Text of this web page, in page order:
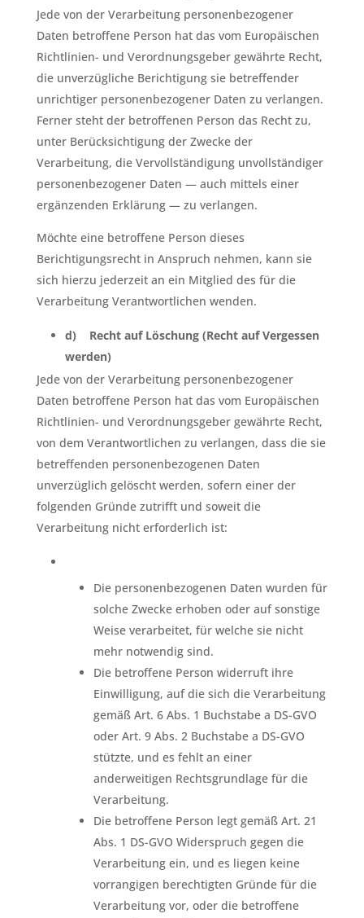
Jede von der Verarbeitung personenbezogener
Daten betroffene Person hat das vom Europäischen
Richtlinien- und Verordnungsgeber gewährte Recht,
die unverzügliche Berichtigung sie betreffender
unrichtiger personenbezogener Daten zu verlangen.
Ferner steht der betroffenen Person das Recht zu,
unter Berücksichtigung der Zwecke der
Verarbeitung, die Vervollständigung unvollständiger
personenbezogener Daten — auch mittels einer
ergänzenden Erklärung — zu verlangen.
Möchte eine betroffene Person dieses
Berichtigungsrecht in Anspruch nehmen, kann sie
sich hierzu jederzeit an ein Mitglied des für die
Verarbeitung Verantwortlichen wenden.
d) Recht auf Löschung (Recht auf Vergessen
werden)
Jede von der Verarbeitung personenbezogener
Daten betroffene Person hat das vom Europäischen
Richtlinien- und Verordnungsgeber gewährte Recht,
von dem Verantwortlichen zu verlangen, dass die sie
betreffenden personenbezogenen Daten
unverzüglich gelöscht werden, sofern einer der
folgenden Gründe zutrifft und soweit die
Verarbeitung nicht erforderlich ist:
Die personenbezogenen Daten wurden für
solche Zwecke erhoben oder auf sonstige
Weise verarbeitet, für welche sie nicht
mehr notwendig sind.
Die betroffene Person widerruft ihre
Einwilligung, auf die sich die Verarbeitung
gemäß Art. 6 Abs. 1 Buchstabe a DS-GVO
oder Art. 9 Abs. 2 Buchstabe a DS-GVO
stützte, und es fehlt an einer
anderweitigen Rechtsgrundlage für die
Verarbeitung.
Die betroffene Person legt gemäß Art. 21
Abs. 1 DS-GVO Widerspruch gegen die
Verarbeitung ein, und es liegen keine
vorrangigen berechtigten Gründe für die
Verarbeitung vor, oder die betroffene